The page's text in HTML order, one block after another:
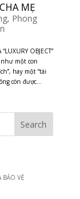
MẸ
, Phong
OBJECT”
một con
hay một “tài
còn được...
VỆ